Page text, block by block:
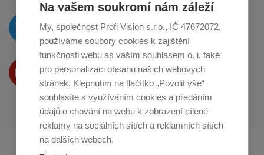
O novinkách píšeme
naTwitteru
Produkty Vám představujeme
na Youtube
Profikuchar.sk
Na vašem soukromí nám záleží
My, společnost Profi Vision s.r.o., IČ 47672072,
používáme soubory cookies k zajištění
funkčnosti webu as vaším souhlasem o. i. také
pro personalizaci obsahu našich webových
stránek. Klepnutím na tlačítko „Povolit vše“
souhlasíte s využíváním cookies a předáním
údajů o chování na webu k zobrazení cílené
reklamy na sociálních sítích a reklamních sítích
na dalších webech.